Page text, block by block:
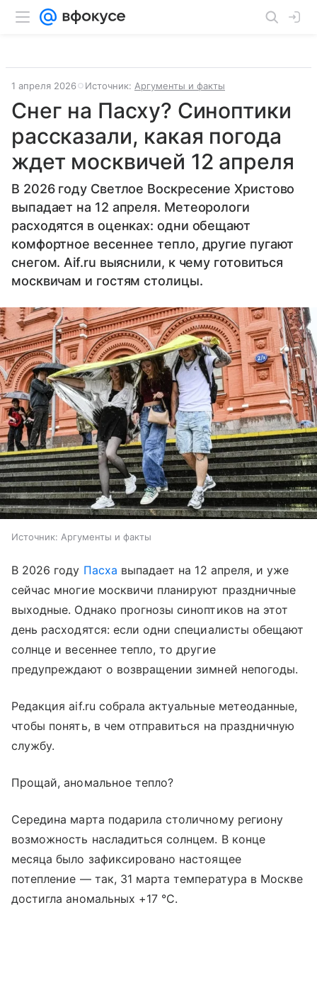
1 апреля 2026 Источник: Аргументы и факты
Снег на Пасху? Синоптики
рассказали, какая погода
ждет москвичей 12 апреля
В 2026 году Светлое Воскресение Христово
выпадает на 12 апреля. Метеорологи
расходятся в оценках: одни обещают
комфортное весеннее тепло, другие пугают
снегом. Aif.ru выяснили, к чему готовиться
москвичам и гостям столицы.
Источник: Аргументы и факты
В 2026 году Пасха выпадает на 12 апреля, и уже
сейчас многие москвичи планируют праздничные
выходные. Однако прогнозы синоптиков на этот
день расходятся: если одни специалисты обещают
солнце и весеннее тепло, то другие
предупреждают о возвращении зимней непогоды.
Редакция aif.ru собрала актуальные метеоданные,
чтобы понять, в чем отправиться на праздничную
службу.
Прощай, аномальное тепло?
Середина марта подарила столичному региону
возможность насладиться солнцем. В конце
месяца было зафиксировано настоящее
потепление — так, 31 марта температура в Москве
достигла аномальных +17 °C.